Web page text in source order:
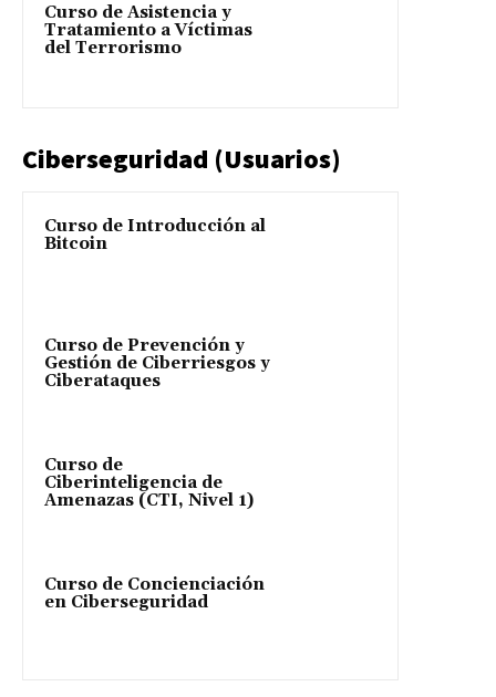
Curso de Asistencia y
Tratamiento a Víctimas
del Terrorismo
Ciberseguridad (Usuarios)
Curso de Introducción al
Bitcoin
Curso de Prevención y
Gestión de Ciberriesgos y
Ciberataques
Curso de
Ciberinteligencia de
Amenazas (CTI, Nivel 1)
Curso de Concienciación
en Ciberseguridad